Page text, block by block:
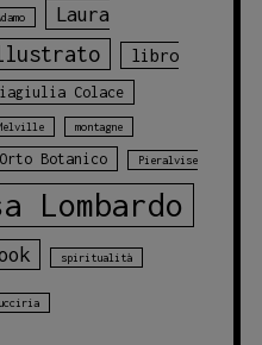
Laura
libro
Colace
montagne
Orto Botanico Pieralvise
Lombardo
spiritualità